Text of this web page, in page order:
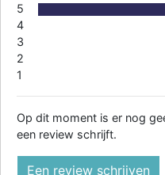
5
4
3
2
1
Op dit moment is er nog
een review schrijft.
Een review schrijven